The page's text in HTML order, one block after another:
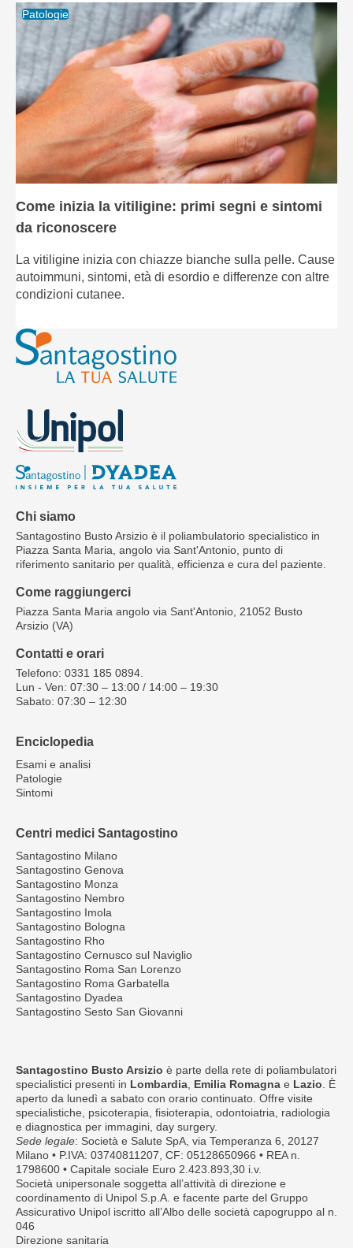
Come inizia la vitiligine: primi segni e sintomi
da riconoscere
La vitiligine inizia con chiazze bianche sulla pelle. Cause
autoimmuni, sintomi, età di esordio e differenze con altre
condizioni cutanee.
Patologie
Chi siamo
Santagostino Busto Arsizio è il poliambulatorio specialistico in
Piazza Santa Maria, angolo via Sant'Antonio, punto di
riferimento sanitario per qualità, efficienza e cura del paziente.
Come raggiungerci
Piazza Santa Maria angolo via Sant'Antonio, 21052 Busto
Arsizio (VA)
Contatti e orari
Telefono: 0331 185 0894.
Lun - Ven: 07:30 – 13:00 / 14:00 – 19:30
Sabato: 07:30 – 12:30
Enciclopedia
Esami e analisi
Patologie
Sintomi
Centri medici Santagostino
Santagostino Milano
Santagostino Genova
Santagostino Monza
Santagostino Nembro
Santagostino Imola
Santagostino Bologna
Santagostino Rho
Santagostino Cernusco sul Naviglio
Santagostino Roma San Lorenzo
Santagostino Roma Garbatella
Santagostino Dyadea
Santagostino Sesto San Giovanni
Santagostino Busto Arsizio è parte della rete di poliambulatori
specialistici presenti in Lombardia, Emilia Romagna e Lazio. È
aperto da lunedì a sabato con orario continuato. Offre visite
specialistiche, psicoterapia, fisioterapia, odontoiatria, radiologia
e diagnostica per immagini, day surgery.
Sede legale: Società e Salute SpA, via Temperanza 6, 20127
Milano • P.IVA: 03740811207, CF: 05128650966 • REA n.
1798600 • Capitale sociale Euro 2.423.893,30 i.v.
Società unipersonale soggetta all’attività di direzione e
coordinamento di Unipol S.p.A. e facente parte del Gruppo
Assicurativo Unipol iscritto all’Albo delle società capogruppo al n.
046
Direzione sanitaria